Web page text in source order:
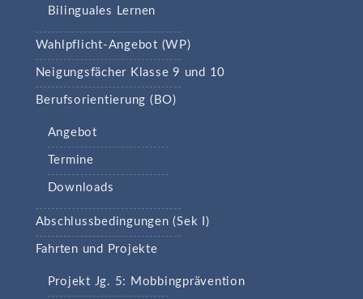
Bilinguales Lernen
Wahlpflicht-Angebot (WP)
Neigungsfächer Klasse 9 und 10
Berufsorientierung (BO)
Angebot
Termine
Downloads
Abschlussbedingungen (Sek I)
Fahrten und Projekte
Projekt Jg. 5: Mobbingprävention